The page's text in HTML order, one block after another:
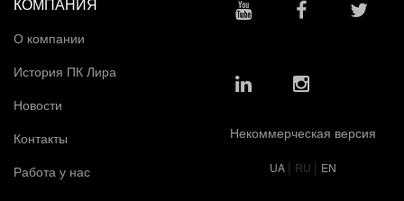
О компании
История ПК Лира
Новости
Контакты
Работа у нас
Некоммерческая версия
UA | RU | EN